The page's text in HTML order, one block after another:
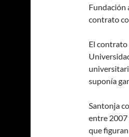
Fundación
contrato
El contrato
suponía
Santonja
entre 2007
que